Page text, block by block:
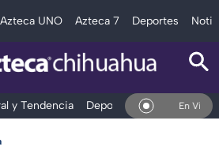
Azteca UNO Azteca 7 Deportes
y Tendencia Deportes Espectáculos
En Vivo